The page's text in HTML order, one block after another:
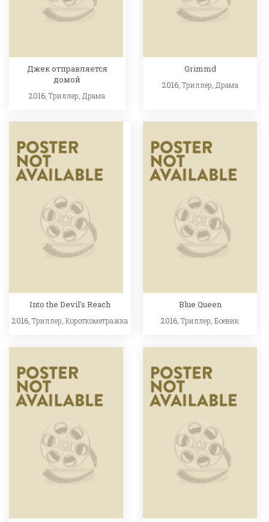
Джек отправляется
домой
2016,Триллер Драма
Grimmd
2016, Триллер Драма
Into the Devil's Reach
2016, Триллер, Короткометражка
Blue Queen
2016,Триллер,Боевик